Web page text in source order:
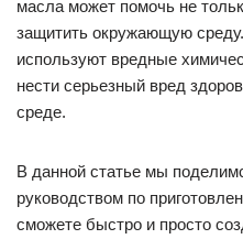
масла может помочь не
защитить окружающую
используют вредные
нести серьезный вред
среде.
В данной статье мы
руководством по
сможете быстро и просто